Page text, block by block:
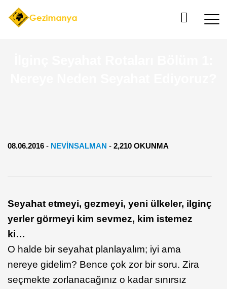
08.06.2016 - NEVINSALMAN - 2,210 OKUNMA
Seyahat etmeyi, gezmeyi, yeni ülkeler, ilginç
yerler görmeyi kim sevmez, kim istemez
ki…
O halde bir seyahat planlayalım; iyi ama
nereye gidelim? Bence çok zor bir soru. Zira
seçmekte zorlanacağınız o kadar sınırsız